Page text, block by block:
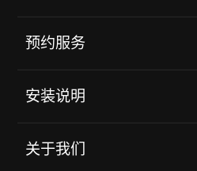
预约服务
安装说明
关于我们